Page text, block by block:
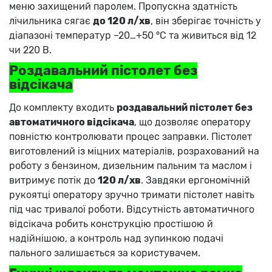
меню захищений паролем. Пропускна здатність
лічильника сягає до 120 л/хв, він зберігає точність у
діапазоні температур –20…+50 °C та живиться від 12
чи 220 В.
Роздавальний пістолет без
відсікача
До комплекту входить роздавальний пістолет без
автоматичного відсікача, що дозволяє оператору
повністю контролювати процес заправки. Пістолет
виготовлений із міцних матеріалів, розрахований на
роботу з бензином, дизельним пальним та маслом і
витримує потік до 120 л/хв. Завдяки ергономічній
рукоятці оператору зручно тримати пістолет навіть
під час тривалої роботи. Відсутність автоматичного
відсікача робить конструкцію простішою й
надійнішою, а контроль над зупинкою подачі
пального залишається за користувачем.